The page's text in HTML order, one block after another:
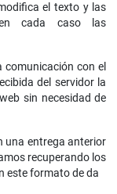
el texto y las
cada caso las
comunicación con el
del servidor la
sin necesidad de
una entrega anterior
recuperando los
este formato de da